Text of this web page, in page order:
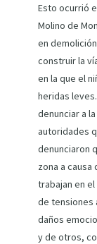
Esto ocurrió
Molino de
en
construir la
en la que el
heridas
denunciar a
autoridades
denunciaron
zona a causa
trabajan en
de tensiones
daños
y de otros,